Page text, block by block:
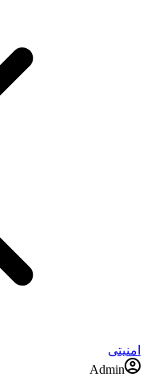
امنیتی
Admin